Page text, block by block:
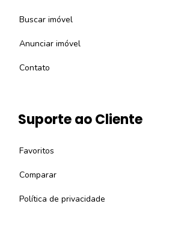
Buscar imóvel
Anunciar imóvel
Contato
Suporte ao Cliente
Favoritos
Comparar
Política de privacidade